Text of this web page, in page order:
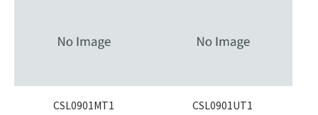
CSL0901MT1
CSL0901UT1